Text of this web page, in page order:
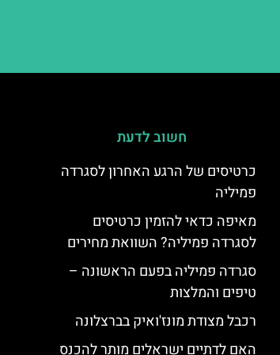
חשוב לדעת
כרטיסים של הרגע האחרון לסגרדה
פמיליה
מאיפה כדאי להזמין כרטיסים
לסגרדה פמיליה? השוואת מחירים
סגרדה פמיליה בפעם הראשונה –
טיפים והמלצות
רכבל מצודת מונז'ואיק בברצלונה
האם לדתיים ישראלים מותר להכנס